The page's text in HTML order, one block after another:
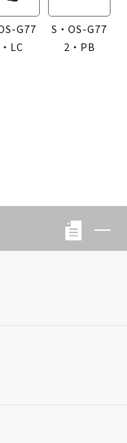
G77
LC
S・OS-G77
2・PB